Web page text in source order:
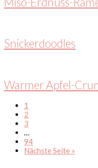
Snickerdoodles
Warmer Apfel-
S
e
i
e
1
S
e
t
e
2
S
i
t
3
Zwischenseiten
…
S
e
94
Nächste Seite a
»